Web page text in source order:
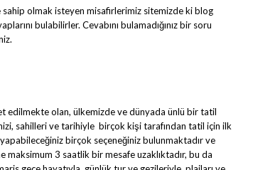
olmak isteyen misafirlerimiz sitemizde ki blog
bulabilirler. Cevabını bulamadığınız bir soru
edilmekte olan, ülkemizde ve dünyada ünlü bir tatil
sahilleri ve tarihiyle birçok kişi tarafından tatil için ilk
birçok seçeneğiniz bulunmaktadır ve
3 saatlik bir mesafe uzaklıktadır, bu da